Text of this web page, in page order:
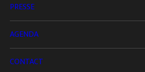
PRESSE
AGENDA
CONTACT